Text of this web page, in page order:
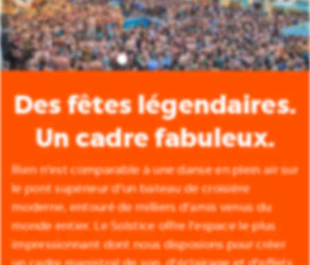
Des fêtes légendaires.
Un cadre fabuleux.
Rien n'est comparable à une danse en plein air sur
le pont supérieur d'un bateau de croisière
moderne, entouré de milliers d'amis venus du
monde entier. Le Solstice offre l'espace le plus
impressionnant dont nous disposions pour créer